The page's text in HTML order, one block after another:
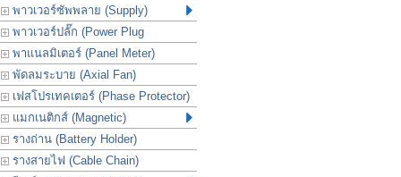
พาวเวอร์ซัพพลาย (Supply)
พาวเวอร์ปลั๊ก (Power Plug
พาแนลมิเตอร์ (Panel Meter)
พัดลมระบาย (Axial Fan)
เฟสโปรเทคเตอร์ (Phase Protector)
แมกเนติกส์ (Magnetic)
รางถ่าน (Battery Holder)
รางสายไฟ (Cable Chain)